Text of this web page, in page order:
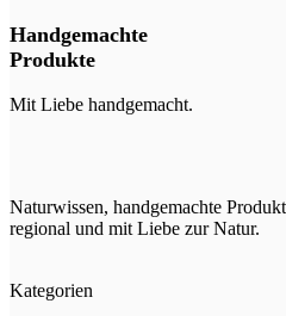
Handgemachte
Produkte
Mit Liebe handgemacht.
Naturwissen, handgemachte
regional und mit Liebe zur Natur.
Kategorien